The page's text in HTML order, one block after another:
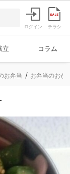
ログイン チラシ
立 コラム
お弁当 お弁当のおか